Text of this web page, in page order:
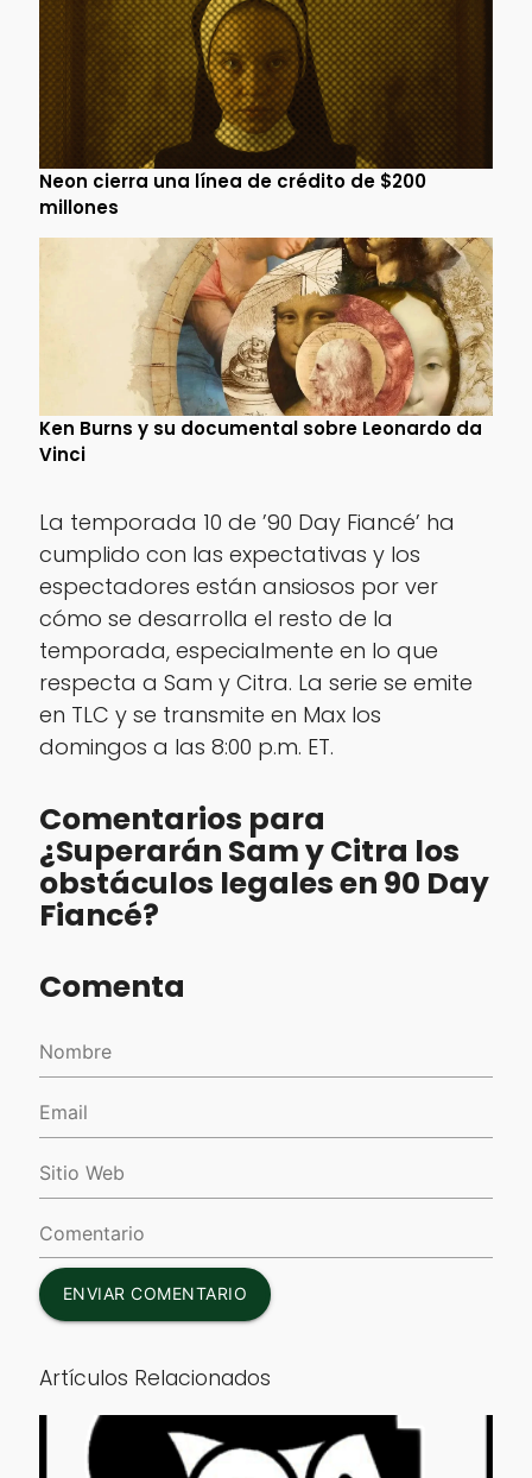
Neon cierra una línea de crédito de $200
millones
Ken Burns y su documental sobre Leonardo da
Vinci
La temporada 10 de ’90 Day Fiancé’ ha
cumplido con las expectativas y los
espectadores están ansiosos por ver
cómo se desarrolla el resto de la
temporada, especialmente en lo que
respecta a Sam y Citra. La serie se emite
en TLC y se transmite en Max los
domingos a las 8:00 p.m. ET.
Comentarios para
¿Superarán Sam y Citra los
obstáculos legales en 90 Day
Fiancé?
Comenta
ENVIAR COMENTARIO
Artículos Relacionados